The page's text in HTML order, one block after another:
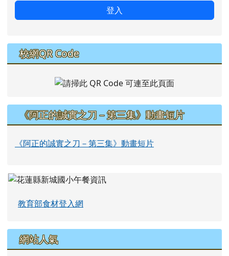
登入
校網QR Code
《阿正的誠實之刀－第三集》動畫短片
《阿正的誠實之刀－第三集》動畫短片
教育部食材登入網
網站人氣